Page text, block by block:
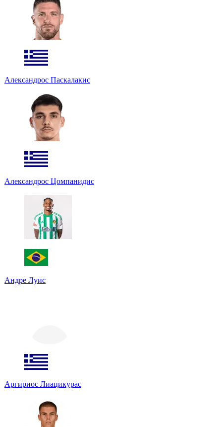
Александрос Паскалакис
Александрос Цомпанидис
Андре Луис
Аргириос Лиацикурас